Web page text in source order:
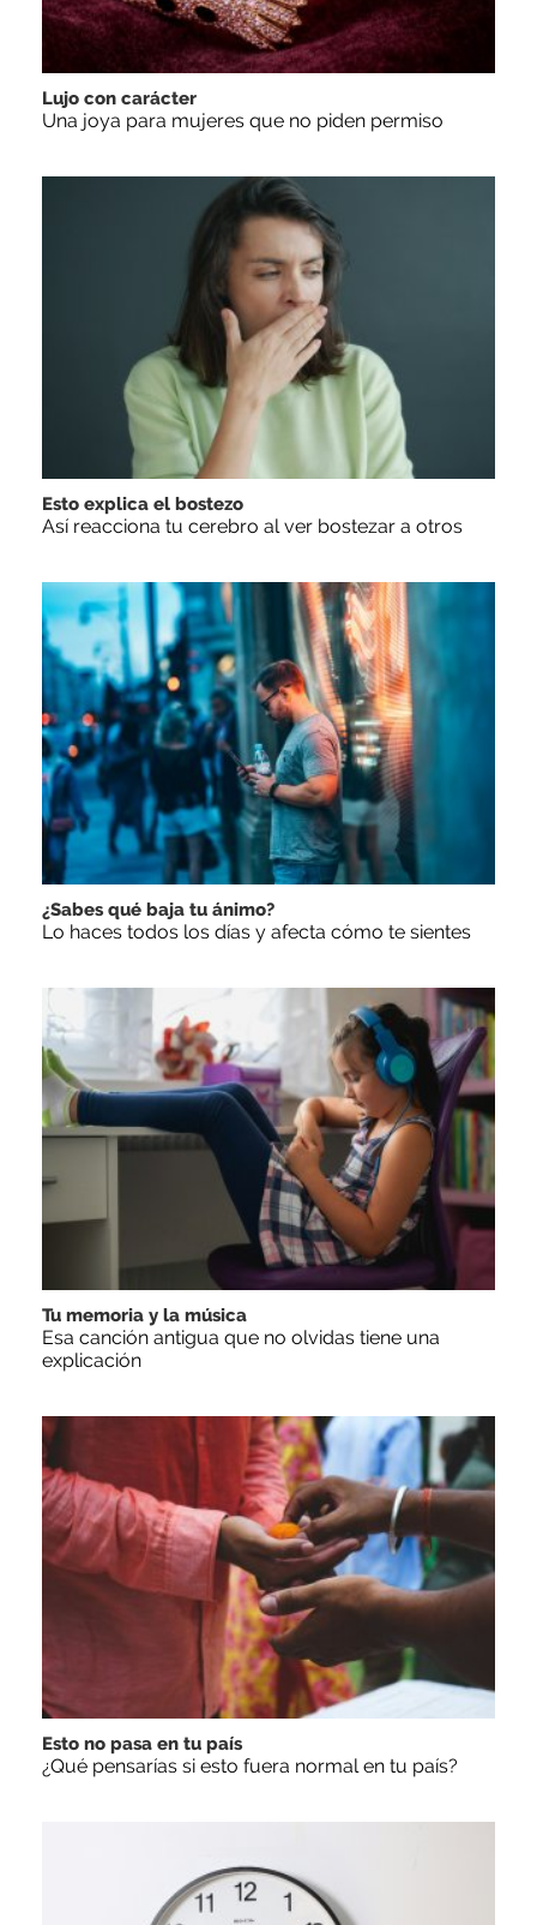
Lujo con carácter
Una joya para mujeres que no piden permiso
Esto explica el bostezo
Así reacciona tu cerebro al ver bostezar a otros
¿Sabes qué baja tu ánimo?
Lo haces todos los días y afecta cómo te sientes
Tu memoria y la música
Esa canción antigua que no olvidas tiene una
explicación
Esto no pasa en tu país
¿Qué pensarías si esto fuera normal en tu país?